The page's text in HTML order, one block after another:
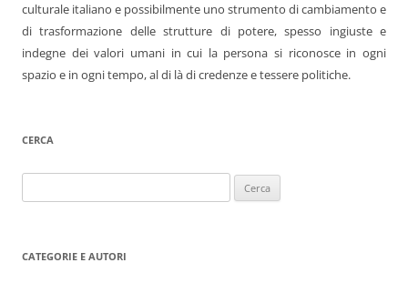
culturale italiano e possibilmente uno strumento di cambiamento e
di trasformazione delle strutture di potere, spesso ingiuste e
indegne dei valori umani in cui la persona si riconosce in ogni
spazio e in ogni tempo, al di là di credenze e tessere politiche.
CERCA
per:
CATEGORIE E AUTORI